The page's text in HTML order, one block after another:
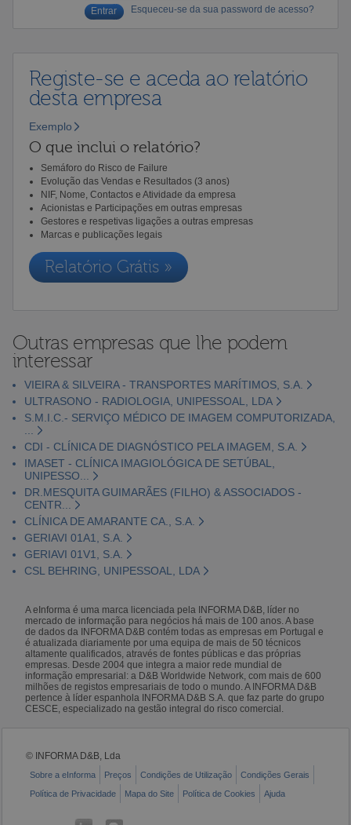
Esqueceu-se da sua password de acesso?
Registe-se e aceda ao relatório
desta empresa
Exemplo
O que inclui o relatório?
Semáforo do Risco de Failure
Evolução das Vendas e Resultados (3 anos)
NIF, Nome, Contactos e Atividade da empresa
Acionistas e Participações em outras empresas
Gestores e respetivas ligações a outras empresas
Marcas e publicações legais
Relatório Grátis »
Outras empresas que lhe podem
interessar
VIEIRA & SILVEIRA - TRANSPORTES MARÍTIMOS, S.A.
ULTRASONO - RADIOLOGIA, UNIPESSOAL, LDA
S.M.I.C.- SERVIÇO MÉDICO DE IMAGEM COMPUTORIZADA,
CDI - CLÍNICA DE DIAGNÓSTICO PELA IMAGEM, S.A.
IMASET - CLÍNICA IMAGIOLÓGICA DE SETÚBAL,
UNIPESSO...
DR.MESQUITA GUIMARÃES (FILHO) & ASSOCIADOS -
CENTR...
CLÍNICA DE AMARANTE CA., S.A.
GERIAVI 01A1, S.A.
GERIAVI 01V1, S.A.
CSL BEHRING, UNIPESSOAL, LDA
A eInforma é uma marca licenciada pela INFORMA D&B, líder no
mercado de informação para negócios há mais de 100 anos. A base
de dados da INFORMA D&B contém todas as empresas em Portugal e
é atualizada diariamente por uma equipa de mais de 50 técnicos
altamente qualificados, através de fontes públicas e das próprias
empresas. Desde 2004 que integra a maior rede mundial de
informação empresarial: a D&B Worldwide Network, com mais de 600
milhões de registos empresariais de todo o mundo. A INFORMA D&B
pertence à líder espanhola INFORMA D&B S.A. que faz parte do grupo
CESCE, especializado na gestão integral do risco comercial.
© INFORMA D&B, Lda
Sobre a eInforma Preços Condições de Utilização
Condições Gerais
Política de Privacidade
Mapa do Site Política de Cookies Ajuda